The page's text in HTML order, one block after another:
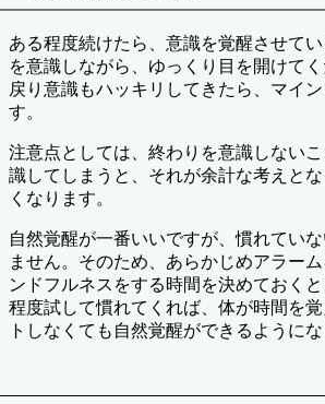
ある程度続けたら、意識を覚醒させて
を意識しながら、ゆっくり目を開けて
戻り意識もハッキリしてきたら、マイ
す。
注意点としては、終わりを意識しない
識してしまうと、それが余計な考えと
くなります。
自然覚醒が一番いいですが、慣れてい
ません。そのため、あらかじめアラー
ンドフルネスをする時間を決めておく
程度試して慣れてくれば、体が時間を
トしなくても自然覚醒ができるようにな